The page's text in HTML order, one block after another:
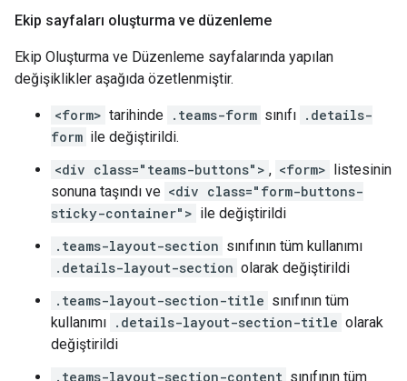
Ekip sayfaları oluşturma ve düzenleme
Ekip Oluşturma ve Düzenleme sayfalarında yapılan
değişiklikler aşağıda özetlenmiştir.
<form> tarihinde .teams-form sınıfı .details-
form ile değiştirildi.
<div class="teams-buttons"> , <form> listesinin
sonuna taşındı ve <div class="form-buttons-
sticky-container"> ile değiştirildi
.teams-layout-section sınıfının tüm kullanımı
.details-layout-section olarak değiştirildi
.teams-layout-section-title sınıfının tüm
kullanımı .details-layout-section-title olarak
değiştirildi
.teams-layout-section-content sınıfının tüm